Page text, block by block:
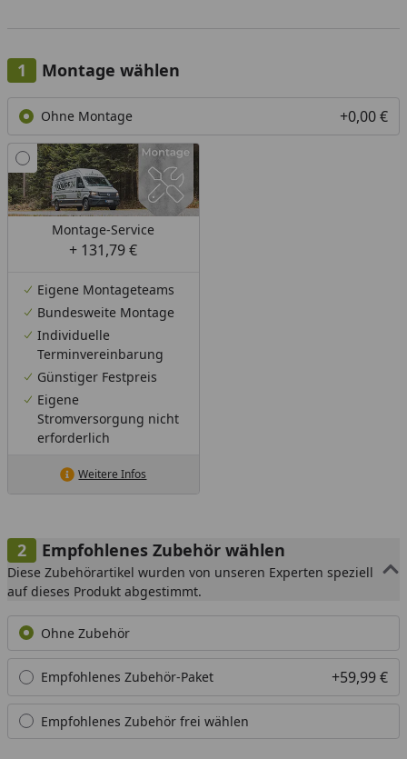
Montage wählen
Ohne Montage +0,00 €
Montage-Service
+ 131,79 €
Eigene Montageteams
Bundesweite Montage
Individuelle
Terminvereinbarung
Günstiger Festpreis
Eigene
Stromversorgung nicht
erforderlich
Weitere Infos
Empfohlenes Zubehör wählen
Diese Zubehörartikel wurden von unseren Experten speziell
auf dieses Produkt abgestimmt.
Ohne Zubehör
Empfohlenes Zubehör-Paket +59,99 €
Empfohlenes Zubehör frei wählen